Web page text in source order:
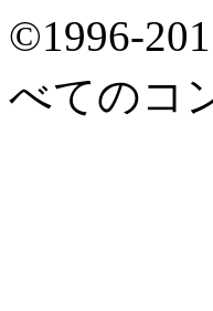
©1996-
べてのコ